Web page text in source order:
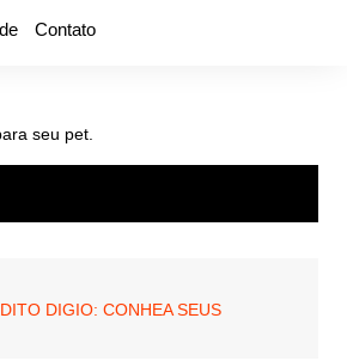
Contato
seu pet.
DIGIO: CONHEA SEUS